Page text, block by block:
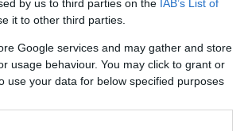
by us to third parties on the IAB’s List of
it to other third parties.
Google services and may gather and store
usage behaviour. You may click to grant or
use your data for below specified purposes
Reading Time: 1 min read
όλες τις ειδήσεις!